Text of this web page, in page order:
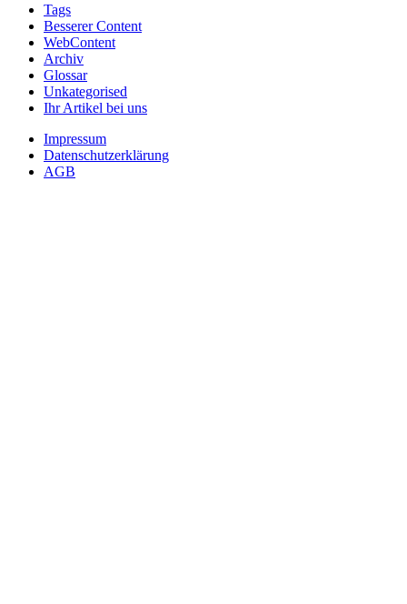
Tags
Besserer Content
WebContent
Archiv
Glossar
Unkategorised
Ihr Artikel bei uns
Impressum
Datenschutzerklärung
AGB